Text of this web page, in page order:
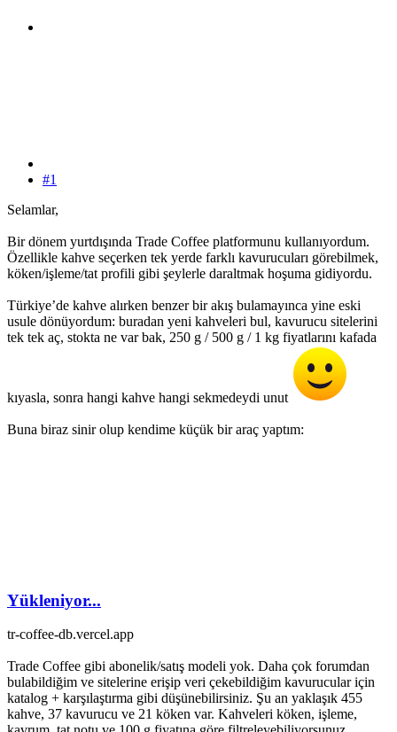
#1
Selamlar,
Bir dönem yurtdışında Trade Coffee platformunu kullanıyordum.
Özellikle kahve seçerken tek yerde farklı kavurucuları görebilmek,
köken/işleme/tat profili gibi şeylerle daraltmak hoşuma gidiyordu.
Türkiye’de kahve alırken benzer bir akış bulamayınca yine eski
usule dönüyordum: buradan yeni kahveleri bul, kavurucu sitelerini
tek tek aç, stokta ne var bak, 250 g / 500 g / 1 kg fiyatlarını kafada
kıyasla, sonra hangi kahve hangi sekmedeydi unut
Buna biraz sinir olup kendime küçük bir araç yaptım:
Yükleniyor...
tr-coffee-db.vercel.app
Trade Coffee gibi abonelik/satış modeli yok. Daha çok forumdan
bulabildiğim ve sitelerine erişip veri çekebildiğim kavurucular için
katalog + karşılaştırma gibi düşünebilirsiniz. Şu an yaklaşık 455
kahve, 37 kavurucu ve 21 köken var. Kahveleri köken, işleme,